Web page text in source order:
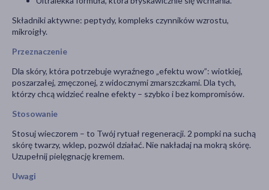
Składniki aktywne: peptydy, kompleks czynników wzrostu,
mikroigły.
Przeznaczenie
Dla skóry, która potrzebuje wyraźnego „efektu wow”: wiotkiej,
poszarzałej, zmęczonej, z widocznymi zmarszczkami. Dla tych,
którzy chcą widzieć realne efekty – szybko i bez kompromisów.
Stosowanie
Stosuj wieczorem – to Twój rytuał regeneracji. 2 pompki na suchą
skórę twarzy, wklep, pozwól działać. Nie nakładaj na mokrą skórę.
Uzupełnij pielęgnację kremem.
Uwagi